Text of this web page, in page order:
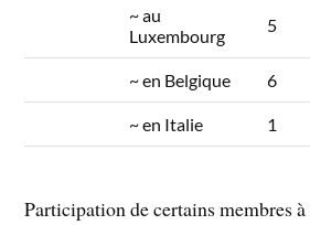
~ au
Luxembourg
5
~ en Belgique 6
~ en Italie 1
Participation de certains membres